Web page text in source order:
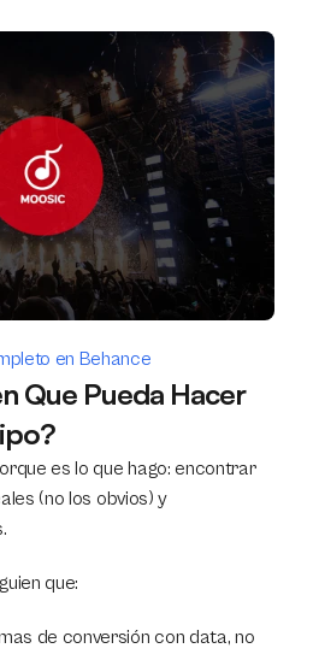
en Behance
Que Pueda Hacer
es lo que hago: encontrar
(no los obvios) y
que:
de conversión con data, no